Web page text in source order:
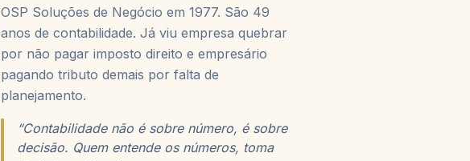
OSP Soluções de Negócio em 1977. São 49
anos de contabilidade. Já viu empresa quebrar
por não pagar imposto direito e empresário
pagando tributo demais por falta de
planejamento.
“Contabilidade não é sobre número, é sobre
decisão. Quem entende os números, toma